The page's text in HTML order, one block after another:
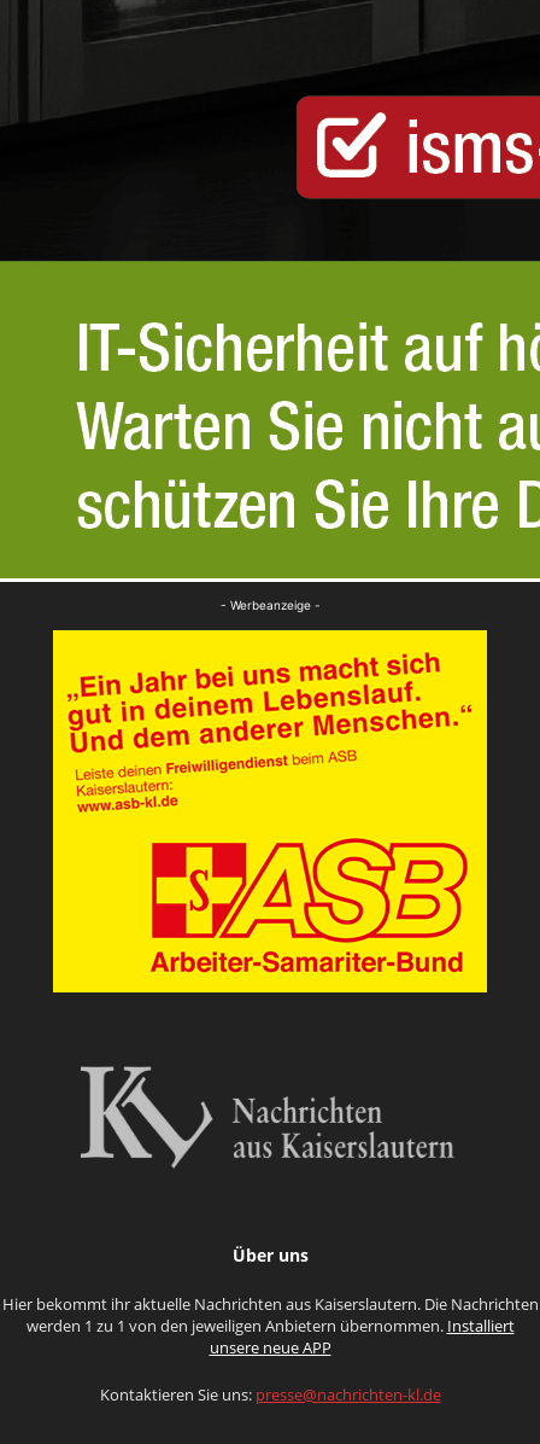
- Werbeanzeige -
Über uns
Hier bekommt ihr aktuelle Nachrichten aus Kaiserslautern. Die Nachrichten
werden 1 zu 1 von den jeweiligen Anbietern übernommen. Installiert
unsere neue APP
Kontaktieren Sie uns: presse@nachrichten-kl.de